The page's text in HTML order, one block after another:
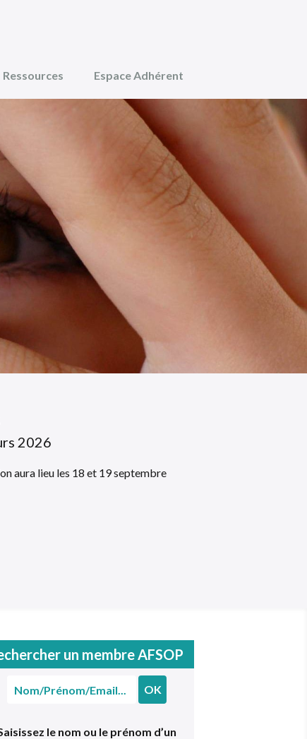
Ressources Espace Adhérent
2026
aura lieu les 18 et 19 septembre
un membre AFSOP
un
le nom ou le prénom d’un